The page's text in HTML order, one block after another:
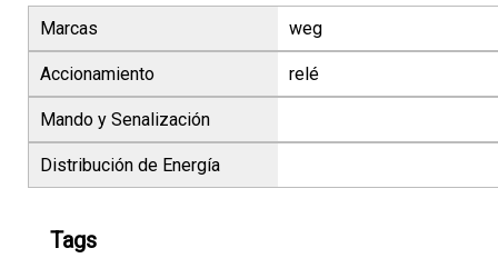
Marcas weg
Accionamiento relé
Mando y Senalización
Distribución de Energía
Tags